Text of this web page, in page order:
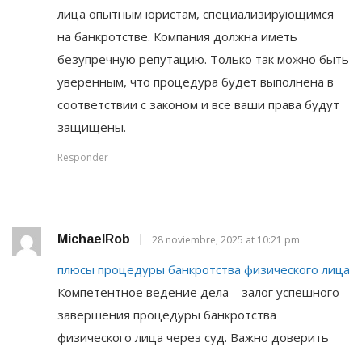
лица опытным юристам, специализирующимся
на банкротстве. Компания должна иметь
безупречную репутацию. Только так можно быть
уверенным, что процедура будет выполнена в
соответствии с законом и все ваши права будут
защищены.
Responder
MichaelRob 28 noviembre, 2025 at 10:21 pm
плюсы процедуры банкротства физического лица
Компетентное ведение дела – залог успешного
завершения процедуры банкротства
физического лица через суд. Важно доверить